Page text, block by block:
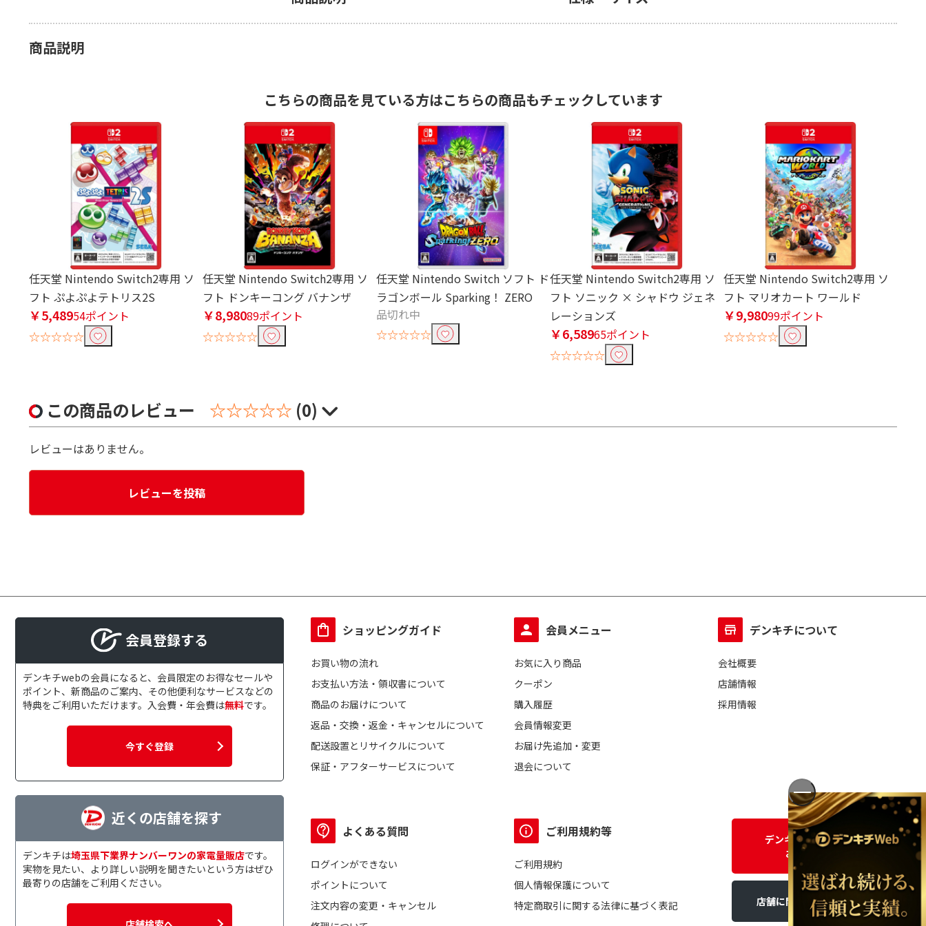
商品説明
こちらの商品を見ている方はこちらの商品もチェックしています
任天堂 Nintendo Switch2専用 ソ
フト ぷよぷよテトリス2S
￥5,48954ポイント
☆☆☆☆☆
任天堂 Nintendo Switch2専用 ソ
フト ドンキーコング バナンザ
￥8,98089ポイント
☆☆☆☆☆
任天堂 Nintendo Switch ソフト ド
ラゴンボール Sparking！ ZERO
品切れ中
☆☆☆☆☆
任天堂 Nintendo Switch2専用 ソ
フト ソニック × シャドウ ジェネ
レーションズ
￥6,58965ポイント
☆☆☆☆☆
任天堂 Nintendo Switch2専用 ソ
フト マリオカート ワールド
￥9,98099ポイント
☆☆☆☆☆
この商品のレビュー ☆☆☆☆☆ (0)
レビューはありません。
レビューを投稿
会員登録する
デンキチwebの会員になると、会員限定のお得なセールや
ポイント、新商品のご案内、その他便利なサービスなどの
特典をご利用いただけます。入会費・年会費は無料です。
今すぐ登録
近くの店舗を探す
デンキチは埼玉県下業界ナンバーワンの家電量販店です。
実物を見たい、より詳しい説明を聞きたいという方はぜひ
最寄りの店舗をご利用ください。
ショッピングガイド
お買い物の流れ
お支払い方法・領収書について
商品のお届けについて
返品・交換・返金・キャンセルについて
配送設置とリサイクルについて
保証・アフターサービスについて
会員メニュー
お気に入り商品
クーポン
購入履歴
会員情報変更
お届け先追加・変更
退会について
デンキチについて
会社概要
店舗情報
採用情報
よくある質問
ログインができない
ポイントについて
注文内容の変更・キャンセル
ご利用規約等
ご利用規約
個人情報保護について
特定商取引に関する法律に基づく表記
デンキチWEBに関する
お問い合わせ
店舗に関するお問い合わせ